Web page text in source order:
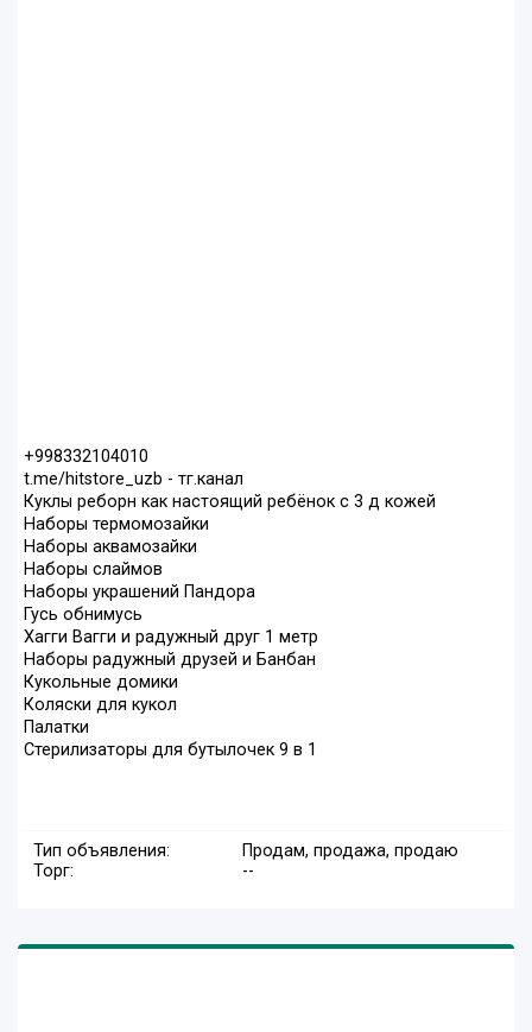
+998332104010
t.me/hitstore_uzb - тг.канал
Куклы реборн как настоящий ребёнок с 3 д кожей
Наборы термомозайки
Наборы аквамозайки
Наборы слаймов
Наборы украшений Пандора
Гусь обнимусь
Хагги Вагги и радужный друг 1 метр
Наборы радужный друзей и Банбан
Кукольные домики
Коляски для кукол
Палатки
Стерилизаторы для бутылочек 9 в 1
Тип объявления:
Продам, продажа, продаю
Торг:
--